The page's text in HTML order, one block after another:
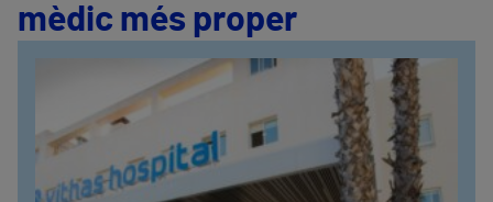
mèdic més proper